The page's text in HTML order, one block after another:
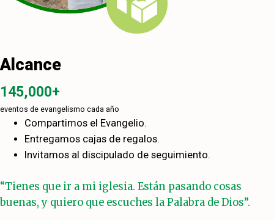
Alcance
145,000+
eventos de evangelismo cada año
Compartimos el Evangelio.
Entregamos cajas de regalos.
Invitamos al discipulado de seguimiento.
“Tienes que ir a mi iglesia. Están pasando cosas
buenas, y quiero que escuches la Palabra de Dios”.